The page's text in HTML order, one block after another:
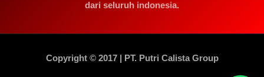
dari seluruh indonesia.
Copyright © 2017 | PT. Putri Calista Group